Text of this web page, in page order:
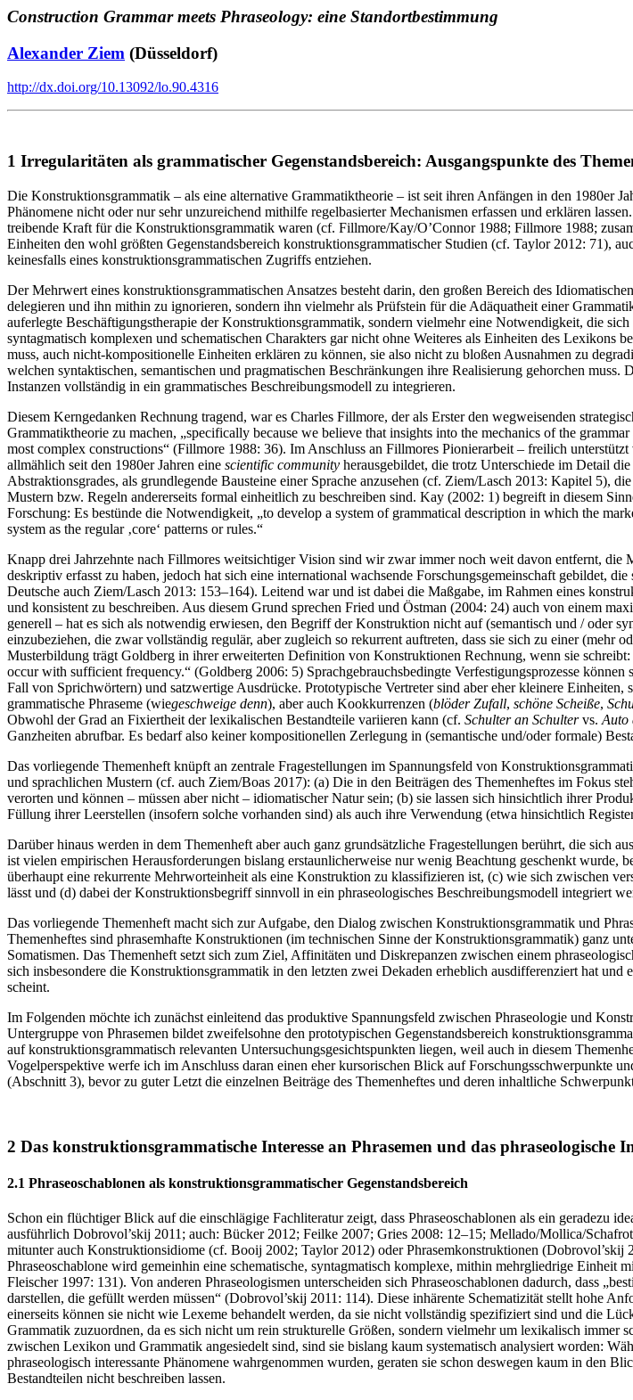
Construction Grammar meets Phraseology: eine Standortbestimmung
Alexander Ziem (Düsseldorf)
http://dx.doi.org/10.13092/lo.90.4316
1 Irregularitäten als grammatischer Gegenstandsbereich: Ausgangspunkte des
Die Konstruktionsgrammatik – als eine alternative Grammatiktheorie – ist seit ihren Anfängen in den 1980er
Phänomene nicht oder nur sehr unzureichend mithilfe regelbasierter Mechanismen erfassen und erklären
treibende Kraft für die Konstruktionsgrammatik waren (cf. Fillmore/Kay/O’Connor 1988; Fillmore 1988;
Einheiten den wohl größten Gegenstandsbereich konstruktionsgrammatischer Studien (cf. Taylor 2012: 71),
keinesfalls eines konstruktionsgrammatischen Zugriffs entziehen.
Der Mehrwert eines konstruktionsgrammatischen Ansatzes besteht darin, den großen Bereich des
delegieren und ihn mithin zu ignorieren, sondern ihn vielmehr als Prüfstein für die Adäquatheit einer
auferlegte Beschäftigungstherapie der Konstruktionsgrammatik, sondern vielmehr eine Notwendigkeit, die
syntagmatisch komplexen und schematischen Charakters gar nicht ohne Weiteres als Einheiten des
muss, auch nicht-kompositionelle Einheiten erklären zu können, sie also nicht zu bloßen Ausnahmen zu
welchen syntaktischen, semantischen und pragmatischen Beschränkungen ihre Realisierung gehorchen
Instanzen vollständig in ein grammatisches Beschreibungsmodell zu integrieren.
Diesem Kerngedanken Rechnung tragend, war es Charles Fillmore, der als Erster den wegweisenden
Grammatiktheorie zu machen, „specifically because we believe that insights into the mechanics of the
most complex constructions“ (Fillmore 1988: 36). Im Anschluss an Fillmores Pionierarbeit – freilich
allmählich seit den 1980er Jahren eine scientific community herausgebildet, die trotz Unterschiede im Detail
Abstraktionsgrades, als grundlegende Bausteine einer Sprache anzusehen (cf. Ziem/Lasch 2013: Kapitel 5),
Mustern bzw. Regeln andererseits formal einheitlich zu beschreiben sind. Kay (2002: 1) begreift in diesem
Forschung: Es bestünde die Notwendigkeit, „to develop a system of grammatical description in which the
system as the regular ‚core‘ patterns or rules.“
Knapp drei Jahrzehnte nach Fillmores weitsichtiger Vision sind wir zwar immer noch weit davon entfernt,
deskriptiv erfasst zu haben, jedoch hat sich eine international wachsende Forschungsgemeinschaft gebildet,
Deutsche auch Ziem/Lasch 2013: 153–164). Leitend war und ist dabei die Maßgabe, im Rahmen eines
und konsistent zu beschreiben. Aus diesem Grund sprechen Fried und Östman (2004: 24) auch von einem
generell – hat es sich als notwendig erwiesen, den Begriff der Konstruktion nicht auf (semantisch und / oder
einzubeziehen, die zwar vollständig regulär, aber zugleich so rekurrent auftreten, dass sie sich zu einer
Musterbildung trägt Goldberg in ihrer erweiterten Definition von Konstruktionen Rechnung, wenn sie
occur with sufficient frequency.“ (Goldberg 2006: 5) Sprachgebrauchsbedingte Verfestigungsprozesse
Fall von Sprichwörtern) und satzwertige Ausdrücke. Prototypische Vertreter sind aber eher kleinere
grammatische Phraseme (wiegeschweige denn), aber auch Kookkurrenzen (blöder Zufall, schöne Scheiße,
Obwohl der Grad an Fixiertheit der lexikalischen Bestandteile variieren kann (cf. Schulter an Schultervs. Auto
Ganzheiten abrufbar. Es bedarf also keiner kompositionellen Zerlegung in (semantische und/oder formale)
Das vorliegende Themenheft knüpft an zentrale Fragestellungen im Spannungsfeld von
und sprachlichen Mustern (cf. auch Ziem/Boas 2017): (a) Die in den Beiträgen des Themenheftes im Fokus
verorten und können – müssen aber nicht – idiomatischer Natur sein; (b) sie lassen sich hinsichtlich ihrer
Füllung ihrer Leerstellen (insofern solche vorhanden sind) als auch ihre Verwendung (etwa hinsichtlich
Darüber hinaus werden in dem Themenheft aber auch ganz grundsätzliche Fragestellungen berührt, die sich
ist vielen empirischen Herausforderungen bislang erstaunlicherweise nur wenig Beachtung geschenkt wurde,
überhaupt eine rekurrente Mehrworteinheit als eine Konstruktion zu klassifizieren ist, (c) wie sich zwischen
lässt und (d) dabei der Konstruktionsbegriff sinnvoll in ein phraseologisches Beschreibungsmodell integriert
Das vorliegende Themenheft macht sich zur Aufgabe, den Dialog zwischen Konstruktionsgrammatik und
Themenheftes sind phrasemhafte Konstruktionen (im technischen Sinne der Konstruktionsgrammatik) ganz
Somatismen. Das Themenheft setzt sich zum Ziel, Affinitäten und Diskrepanzen zwischen einem
sich insbesondere die Konstruktionsgrammatik in den letzten zwei Dekaden erheblich ausdifferenziert hat
scheint.
Im Folgenden möchte ich zunächst einleitend das produktive Spannungsfeld zwischen Phraseologie und
Untergruppe von Phrasemen bildet zweifelsohne den prototypischen Gegenstandsbereich
auf konstruktionsgrammatisch relevanten Untersuchungsgesichtspunkten liegen, weil auch in diesem
Vogelperspektive werfe ich im Anschluss daran einen eher kursorischen Blick auf Forschungsschwerpunkte
(Abschnitt 3), bevor zu guter Letzt die einzelnen Beiträge des Themenheftes und deren inhaltliche
2 Das konstruktionsgrammatische Interesse an Phrasemen und das phraseologische
2.1 Phraseoschablonen als konstruktionsgrammatischer Gegenstandsbereich
Schon ein flüchtiger Blick auf die einschlägige Fachliteratur zeigt, dass Phraseoschablonen als ein geradezu
ausführlich Dobrovol’skij 2011; auch: Bücker 2012; Feilke 2007; Gries 2008: 12–15; Mellado/Mollica/
mitunter auch Konstruktionsidiome (cf. Booij 2002; Taylor 2012) oder Phrasemkonstruktionen (Dobrovol’skij
Phraseoschablone wird gemeinhin eine schematische, syntagmatisch komplexe, mithin mehrgliedrige
Fleischer 1997: 131). Von anderen Phraseologismen unterscheiden sich Phraseoschablonen dadurch, dass
darstellen, die gefüllt werden müssen“ (Dobrovol’skij 2011: 114). Diese inhärente Schematizität stellt hohe
einerseits können sie nicht wie Lexeme behandelt werden, da sie nicht vollständig spezifiziert sind und die
Grammatik zuzuordnen, da es sich nicht um rein strukturelle Größen, sondern vielmehr um lexikalisch immer
zwischen Lexikon und Grammatik angesiedelt sind, sind sie bislang kaum systematisch analysiert worden:
phraseologisch interessante Phänomene wahrgenommen wurden, geraten sie schon deswegen kaum in den
Bestandteilen nicht beschreiben lassen.